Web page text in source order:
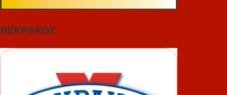
ΒΕΚΡΑΚΟΣ